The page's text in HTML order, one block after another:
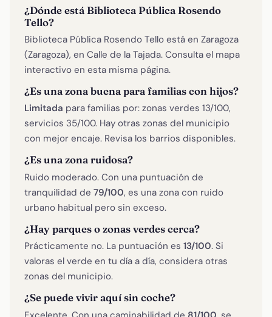
¿Dónde está Biblioteca Pública Rosendo
Tello?
Biblioteca Pública Rosendo Tello está en Zaragoza
(Zaragoza), en Calle de la Tajada. Consulta el mapa
interactivo en esta misma página.
¿Es una zona buena para familias con hijos?
Limitada para familias por: zonas verdes 13/100,
servicios 35/100. Hay otras zonas del municipio
con mejor encaje. Revisa los barrios disponibles.
¿Es una zona ruidosa?
Ruido moderado. Con una puntuación de
tranquilidad de 79/100, es una zona con ruido
urbano habitual pero sin exceso.
¿Hay parques o zonas verdes cerca?
Prácticamente no. La puntuación es 13/100. Si
valoras el verde en tu día a día, considera otras
zonas del municipio.
¿Se puede vivir aquí sin coche?